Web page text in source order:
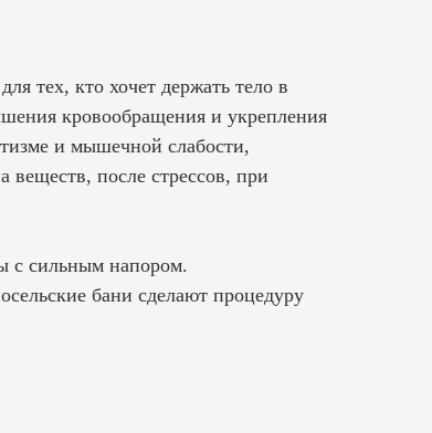
тех, кто хочет держать тело в
кровообращения и укрепления
и мышечной слабости,
после стрессов, при
с сильным напором.
бани сделают процедуру